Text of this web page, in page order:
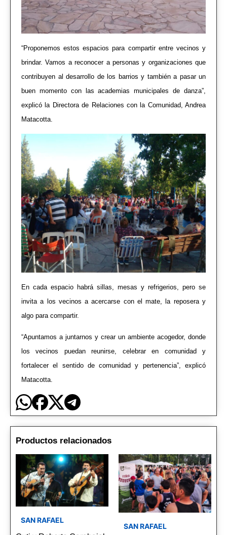
“Proponemos estos espacios para compartir entre vecinos y
brindar. Vamos a reconocer a personas y organizaciones que
contribuyen al desarrollo de los barrios y también a pasar un
buen momento con las academias municipales de danza”,
explicó la Directora de Relaciones con la Comunidad, Andrea
Matacotta.
En cada espacio habrá sillas, mesas y refrigerios, pero se
invita a los vecinos a acercarse con el mate, la reposera y
algo para compartir.
“Apuntamos a juntarnos y crear un ambiente acogedor, donde
los vecinos puedan reunirse, celebrar en comunidad y
fortalecer el sentido de comunidad y pertenencia”, explicó
Matacotta.
Productos relacionados
SAN RAFAEL
SAN RAFAEL